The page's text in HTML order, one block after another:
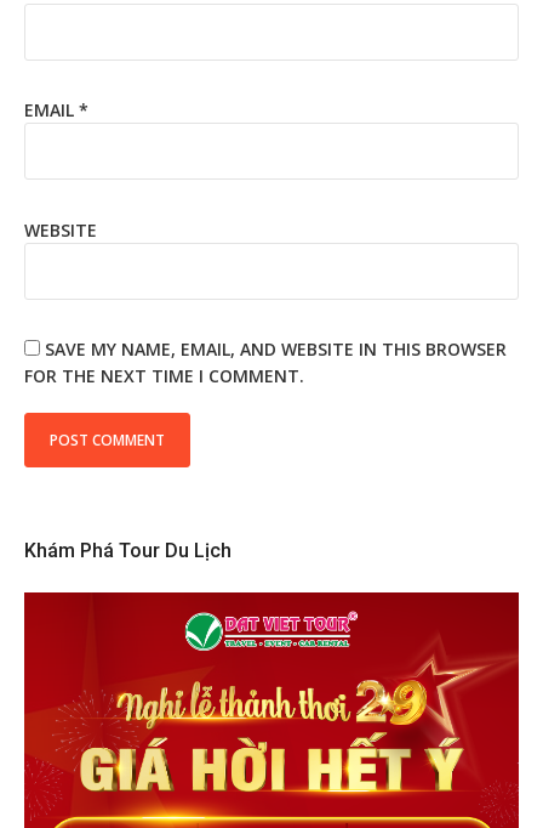
EMAIL *
WEBSITE
SAVE MY NAME, EMAIL, AND WEBSITE IN THIS BROWSER
FOR THE NEXT TIME I COMMENT.
Khám Phá Tour Du Lịch